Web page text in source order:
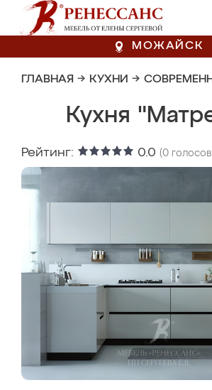
МОЖАЙСК
ГЛАВНАЯ → КУХНИ →
Кухня
Рейтинг: 0.0 (0